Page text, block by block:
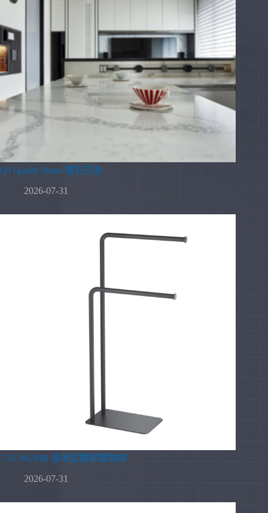
QJ Quartz Stone 闊石花色
2026-07-31
7.31.092MB 落地型雙桿置物架
2026-07-31